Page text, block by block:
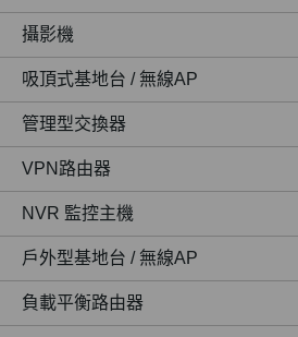
攝影機
吸頂式基地台 / 無線AP
管理型交換器
VPN路由器
NVR 監控主機
戶外型基地台 / 無線AP
負載平衡路由器